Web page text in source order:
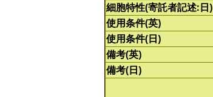
細胞特性(寄託者記述:日)
使用条件(英)
使用条件(日)
備考(英)
備考(日)